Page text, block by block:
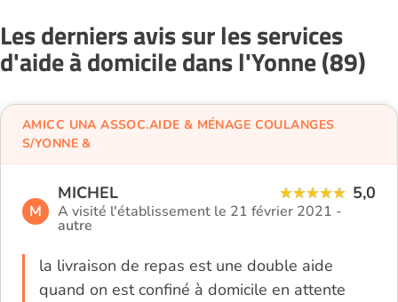
Les derniers avis sur les services
d'aide à domicile dans l'Yonne (89)
M
MICHEL 5,0
A visité l'établissement le 21 février 2021 -
autre
la livraison de repas est une double aide
quand on est confiné à domicile en attente
AMICC UNA ASSOC.AIDE & MÉNAGE COULANGES
S/YONNE &